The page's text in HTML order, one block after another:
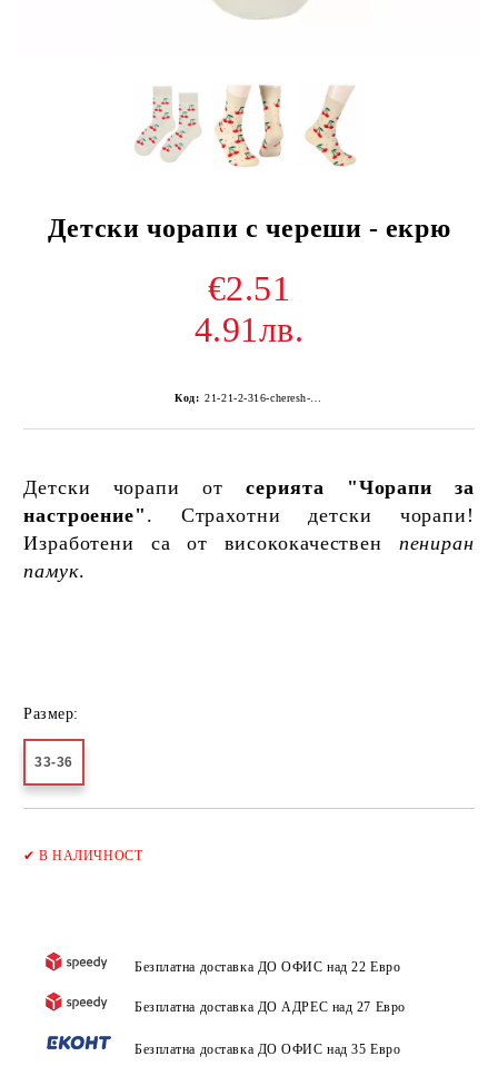
Детски чорапи с череши - екрю
€2.51
4.91лв.
Код: 21-21-2-316-cheresh-ekr-Z6Z-11
Детски чорапи отсерията "Чорапи за
настроение" . Страхотни детски чорапи!
Изработени са от висококачествен пениран
памук.
Размер:
33-36
✔В НАЛИЧНОСТ
Безплатна доставка ДО ОФИС над 22 Евро
Безплатна доставка ДО АДРЕС над 27 Евро
Безплатна доставка ДО ОФИС над 35 Евро